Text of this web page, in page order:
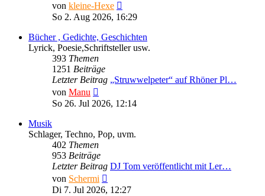
von kleine-Hexe
Beitrag
So 2. Aug 2026, 16:29
Bücher , Gedichte, Geschichten
Lyrick, Poesie,Schriftsteller usw.
393 Themen
1251 Beiträge
Letzter Beitrag „Struwwelpeter“ auf Rhöner Pl…
von Manu
Beitrag
So 26. Jul 2026, 12:14
Musik
Schlager, Techno, Pop, uvm.
402 Themen
953 Beiträge
Letzter Beitrag DJ Tom veröffentlicht mit Ler…
von Schermi
Beitrag
Di 7. Jul 2026, 12:27